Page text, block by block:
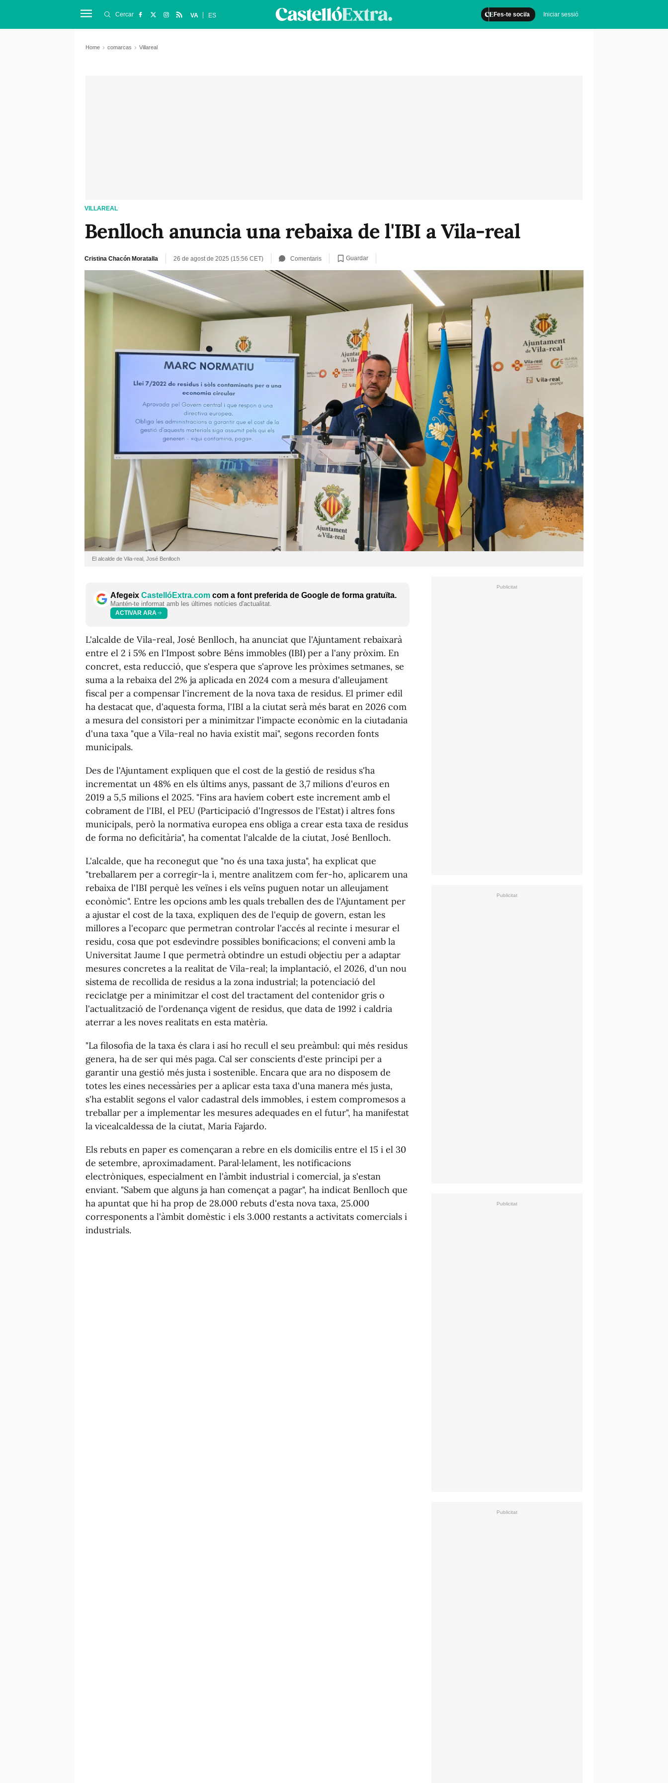
Fes-te soci/a Iniciar sessió
Cercar VA ES
Home comarcas Villareal
VILLAREAL
Benlloch anuncia una rebaixa de l'IBI a Vila-real
Cristina Chacón Moratalla 26 de agost de 2025 (15:56 CET) Comentaris Guardar
El alcalde de Vila-real, José Benlloch
Afegeix CastellóExtra.com com a font preferida de Google de forma gratuïta.
Mantén-te informat amb les últimes notícies d'actualitat.
ACTIVAR ARA
L'alcalde de Vila-real, José Benlloch, ha anunciat que l'Ajuntament rebaixarà
entre el 2 i 5% en l'Impost sobre Béns immobles (IBI) per a l'any pròxim. En
concret, esta reducció, que s'espera que s'aprove les pròximes setmanes, se
suma a la rebaixa del 2% ja aplicada en 2024 com a mesura d'alleujament
fiscal per a compensar l'increment de la nova taxa de residus. El primer edil
ha destacat que, d'aquesta forma, l'IBI a la ciutat serà més barat en 2026 com
a mesura del consistori per a minimitzar l'impacte econòmic en la ciutadania
d'una taxa "que a Vila-real no havia existit mai", segons recorden fonts
municipals.
Des de l'Ajuntament expliquen que el cost de la gestió de residus s'ha
incrementat un 48% en els últims anys, passant de 3,7 milions d'euros en
2019 a 5,5 milions el 2025. "Fins ara havíem cobert este increment amb el
cobrament de l'IBI, el PEU (Participació d'Ingressos de l'Estat) i altres fons
municipals, però la normativa europea ens obliga a crear esta taxa de residus
de forma no deficitària", ha comentat l'alcalde de la ciutat, José Benlloch.
L'alcalde, que ha reconegut que "no és una taxa justa", ha explicat que
"treballarem per a corregir-la i, mentre analitzem com fer-ho, aplicarem una
rebaixa de l'IBI perquè les veïnes i els veïns puguen notar un alleujament
econòmic". Entre les opcions amb les quals treballen des de l'Ajuntament per
a ajustar el cost de la taxa, expliquen des de l'equip de govern, estan les
millores a l'ecoparc que permetran controlar l'accés al recinte i mesurar el
residu, cosa que pot esdevindre possibles bonificacions; el conveni amb la
Universitat Jaume I que permetrà obtindre un estudi objectiu per a adaptar
mesures concretes a la realitat de Vila-real; la implantació, el 2026, d'un nou
sistema de recollida de residus a la zona industrial; la potenciació del
reciclatge per a minimitzar el cost del tractament del contenidor gris o
l'actualització de l'ordenança vigent de residus, que data de 1992 i caldria
aterrar a les noves realitats en esta matèria.
"La filosofia de la taxa és clara i así ho recull el seu preàmbul: qui més residus
genera, ha de ser qui més paga. Cal ser conscients d'este principi per a
garantir una gestió més justa i sostenible. Encara que ara no disposem de
totes les eines necessàries per a aplicar esta taxa d'una manera més justa,
s'ha establit segons el valor cadastral dels immobles, i estem compromesos a
treballar per a implementar les mesures adequades en el futur", ha manifestat
la vicealcaldessa de la ciutat, Maria Fajardo.
Els rebuts en paper es començaran a rebre en els domicilis entre el 15 i el 30
de setembre, aproximadament. Paral·lelament, les notificacions
electròniques, especialment en l'àmbit industrial i comercial, ja s'estan
enviant. "Sabem que alguns ja han començat a pagar", ha indicat Benlloch que
ha apuntat que hi ha prop de 28.000 rebuts d'esta nova taxa, 25.000
corresponents a l'àmbit domèstic i els 3.000 restants a activitats comercials i
industrials.